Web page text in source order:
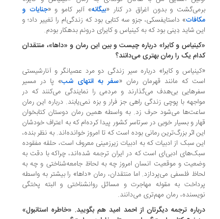
و بدون اغراق در کنار « بیگانه » آلبر کامو و «جنایات و
» داستایفسکی، جزو سه کتابی بود که زندگی‌ام را تغییر داد؛ و
شاید دِینی بود که به کینیاس و کایرای درونم بدهکار بودم.
و کایرا» درباره چیست و بین این رمان و «داها»، منتقدان
یک را رمان بهتری می‌دانند؟
و کایرا» درباره سیر زندگی دو مرد عصیانگر و آنارشیستی
که مانند قهرمان رمان «سفر به انتهای شب» پا در مسیر
بی‌هدف می‌گذارند و مردمی را نمایندگی می‌کنند که در
با پوچی زندگی راهی جز فرار و بزه نمی‌یابند. درباره این رمان
می‌شود حرف زد. به واسطه همین رمان دوستان کتابخوان
و بسیار خوبی در سرتاسر کشور پیدا کرده‌ام که به اعتراف خودشان
اثر بزرگ‌ترین رمانی بوده است که تا امروز خوانده‌اند. به ‌نظر بنده،
سبک از ادبیات که به ادبیات زیرزمینی معروف است، حلقه مفقوده
ادبی‌ای است که در ایران ترجمه شده‌اند، چراکه با دقت به
و موقعیت انسان امروز چه به لحاظ جامعه‌شناختی و چه به
فلسفی می‌پردازد. اما منتقدان، رمان «داها» را بیشتر به واسطه
به مقوله مهاجرت و مسائل روانشناختی و البته پختگی
رمان مهم‌تری می‌دانند.
ترجمه دیگر‌تان از احمد امید هم بگویید. «خاطره استانبول»